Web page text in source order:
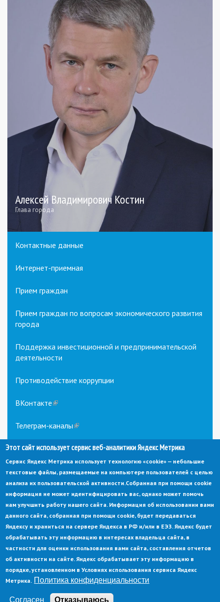
Алексей Владимирович Костин
Глава города
Контактные данные
Интернет-приемная
Прием граждан
Прием граждан по вопросам экономического развития
города
Поддержка инвестиционной и предпринимательской
деятельности
Противодействие коррупции
ВКонтакте(link
external)
Телеграм-каналы(link
external)
© Администрация города Заречный
Электронная почта:
adm@zarechny.zato.ru
sends
e-
mail)
Пензенская обл, г. Заречный, пр-кт. 30-летия Победы, д. 27, 442960
При публикации материалов сайта ссылка на источник обязательна.
Политика конфиденциальности Ссылка на старый сайт
Этот сайт использует сервис веб-аналитики Яндекс Метрика
Сервис Яндекс Метрика использует технологию «cookie» — небольшие
текстовые файлы, размещаемые на компьютере пользователей с целью
анализа их пользовательской активности.Собранная при помощи cookie
информация не может идентифицировать вас, однако может помочь
нам улучшить работу нашего сайта. Информация об использовании вами
данного сайта, собранная при помощи cookie, будет передаваться
Яндексу и храниться на сервере Яндекса в РФ и/или в ЕЭЗ. Яндекс будет
обрабатывать эту информацию в интересах владельца сайта, в
частности для оценки использования вами сайта, составления отчетов
об активности на сайте. Яндекс обрабатывает эту информацию в
порядке, установленном в Условиях использования сервиса Яндекс
Метрика. Политика конфиденциальности
Согласен Отказываюсь